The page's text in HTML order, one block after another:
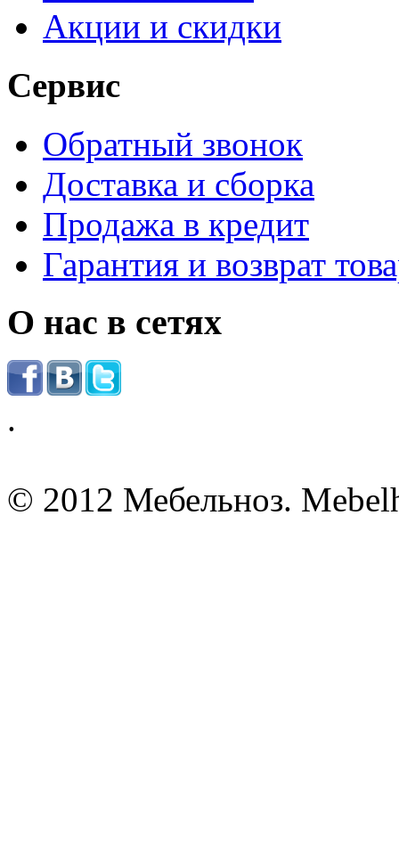
Акции и скидки
Сервис
Обратный звонок
Доставка и сборка
Продажа в кредит
Гарантия и возврат
О нас в сетях
.
© 2012 Мебельноз.